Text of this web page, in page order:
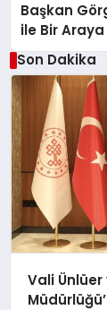
Başkan
ile Bir
Son Dakika
Vali Ünlüer